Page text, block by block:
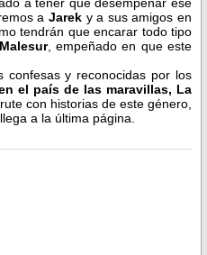
aJarek y a sus amigos en
tendrán que encarar todo tipo
Malesur, empeñado en que este
confesas y reconocidas por los
el país de las maravillas, La
con historias de este género,
a la última página.